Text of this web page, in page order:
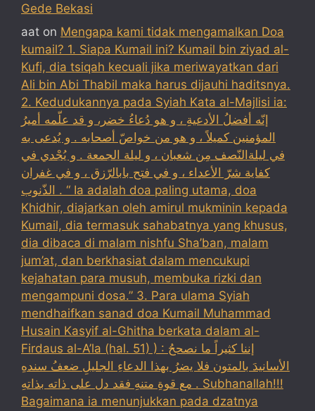
Gede Bekasi
aat on Mengapa kami tidak mengamalkan Doa
kumail? 1. Siapa Kumail ini? Kumail bin ziyad al-
Kufi, dia tsiqah kecuali jika meriwayatkan dari
Ali bin Abi Thabil maka harus dijauhi haditsnya.
2. Kedudukannya pada Syiah Kata al-Majlisi ia:
إنّه أفضلُ الأدعيةِ ، و هو دُعاءُ خضر، و قد علّمه أميرُ
المؤمنين كميلاً ، و هو من خواصّ أصحابه . و يُدعى به
في ليلةالنّصف مِن شعبان ، و ليلة الجمعة . و يُجْدي في
كفاية شرّ الأعداء ، و في فتح بابالرّزق ، و في غفران
الذّنوب . “ Ia adalah doa paling utama, doa
Khidhir, diajarkan oleh amirul mukminin kepada
Kumail, dia termasuk sahabatnya yang khusus,
dia dibaca di malam nishfu Sha’ban, malam
jum’at, dan berkhasiat dalam mencukupi
kejahatan para musuh, membuka rizki dan
mengampuni dosa.” 3. Para ulama Syiah
mendhaifkan sanad doa Kumail Muhammad
Husain Kasyif al-Ghitha berkata dalam al-
Firdaus al-A’la (hal. 51) ) : إننا كثيراً ما نصححُ
الأسانيدَ بالمتون فلا يضرُ بهذا الدعاءِ الجليلِ ضعفُ سندهِ
مع قوةِ متنهِ فقد دل على ذاته بذاتهِ . Subhanallah!!!
Bagaimana ia menunjukkan pada dzatnya